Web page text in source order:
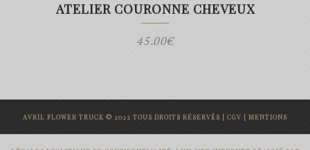
ATELIER COURONNE CHEVEUX
45.00€
AVRIL FLOWER TRUCK © 2022 TOUS DROITS RÉSERVÉS | CGV MENTIONS